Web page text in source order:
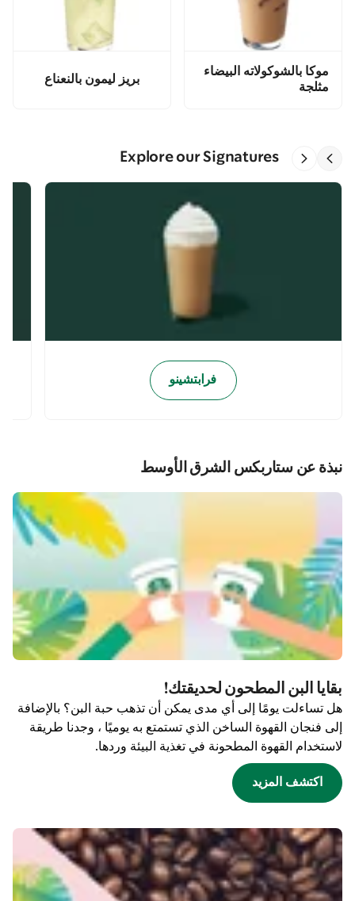
موكا بالشوكولاته البيضاء
مثلجة
بريز ليمون بالنعناع
Explore our Signatures
فرابتشينو
نبذة عن ستاربكس الشرق الأوسط
بقايا البن المطحون لحديقتك!
هل تساءلت يومًا إلى أي مدى يمكن أن تذهب حبة البن؟ بالإضافة
إلى فنجان القهوة الساخن الذي تستمتع به يوميًا ، وجدنا طريقة
لاستخدام القهوة المطحونة في تغذية البيئة وردها.
اكتشف المزيد